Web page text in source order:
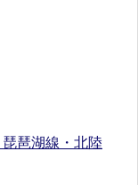
琶湖線・北陸